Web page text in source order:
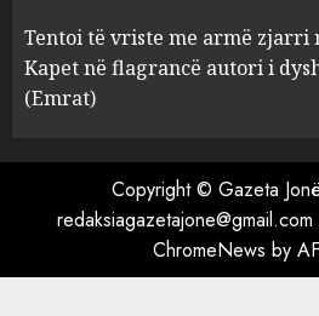
Tentoi të vriste me armë zjarri
Kapet në flagrancë autori i
(Emrat)
Copyright © Gazeta
ChromeNews by